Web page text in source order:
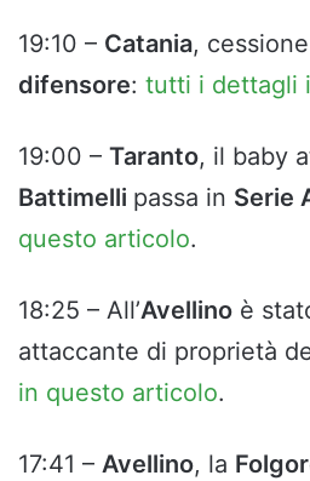
19:10 – Catania,
difensore: tutti i dettagli
19:00 – Taranto, il baby
Battimelli passa in Serie
questo articolo.
18:25 – All’Avellino è
attaccante di proprietà
in questo articolo.
17:41 – Avellino, la